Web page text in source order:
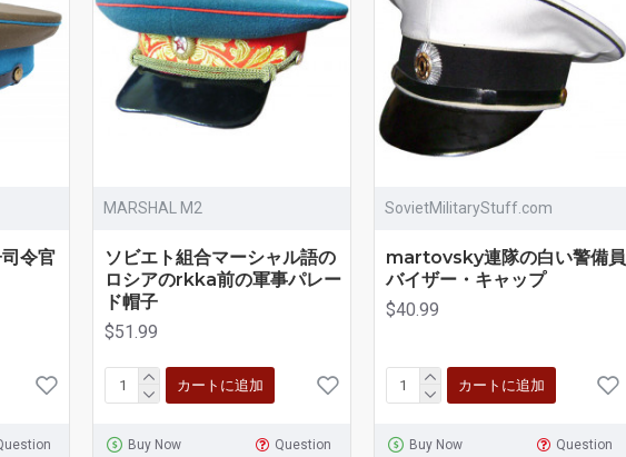
令官
MARSHAL M2
ソビエト組合マーシャル語の
ロシアのrkka前の軍事パレー
ド帽子
$51.99
カートに追加
Buy Now Question
SovietMilitaryStuff.com
martovsky連隊の白い警備員
バイザー・キャップ
$40.99
カートに追加
Buy Now Question